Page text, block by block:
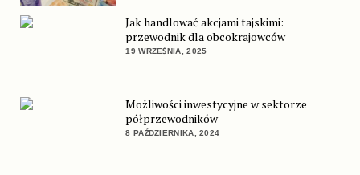
Jak handlować akcjami tajskimi:
przewodnik dla obcokrajowców
19 WRZEŚNIA, 2025
Możliwości inwestycyjne w sektorze
półprzewodników
8 PAŹDZIERNIKA, 2024